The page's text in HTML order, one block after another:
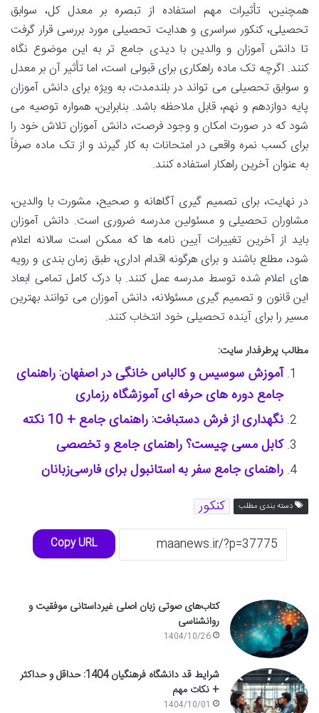
همچنین، تأثیرات مهم استفاده از تبصره بر معدل کل، سوابق
تحصیلی، کنکور سراسری و هدایت تحصیلی مورد بررسی قرار گرفت
تا دانش آموزان و والدین با دیدی جامع تر به این موضوع نگاه
کنند. اگرچه تک ماده راهکاری برای قبولی است، اما تأثیر آن بر معدل
و سوابق تحصیلی می تواند در بلندمدت، به ویژه برای دانش آموزان
پایه دوازدهم و نهم، قابل ملاحظه باشد. بنابراین، همواره توصیه می
شود که در صورت امکان و وجود فرصت، دانش آموزان تلاش خود را
برای کسب نمره واقعی در امتحانات به کار گیرند و از تک ماده صرفاً
به عنوان آخرین راهکار استفاده کنند.
در نهایت، برای تصمیم گیری آگاهانه و صحیح، مشورت با والدین،
مشاوران تحصیلی و مسئولین مدرسه ضروری است. دانش آموزان
باید از آخرین تغییرات آیین نامه ها که ممکن است سالانه اعلام
شود، مطلع باشند و برای هرگونه اقدام اداری، طبق زمان بندی و رویه
های اعلام شده توسط مدرسه عمل کنند. با درک کامل تمامی ابعاد
این قانون و تصمیم گیری مسئولانه، دانش آموزان می توانند بهترین
مسیر را برای آینده تحصیلی خود انتخاب کنند.
مطالب پرطرفدار سایت:
آموزش سوسیس و کالباس خانگی در اصفهان: راهنمای
جامع دوره های حرفه ای آموزشگاه رزماری
نگهداری از فرش دستبافت: راهنمای جامع + 10 نکته
کابل مسی چیست؟ راهنمای جامع و تخصصی
راهنمای جامع سفر به استانبول برای فارسی‌زبانان
دسته بندی مطلب کنکور
Copy URL
کتاب‌های صوتی زبان اصلی غیرداستانی موفقیت و
روانشناسی
1404/10/26
شرایط قد دانشگاه فرهنگیان 1404: حداقل و حداکثر
+ نکات مهم
1404/10/01